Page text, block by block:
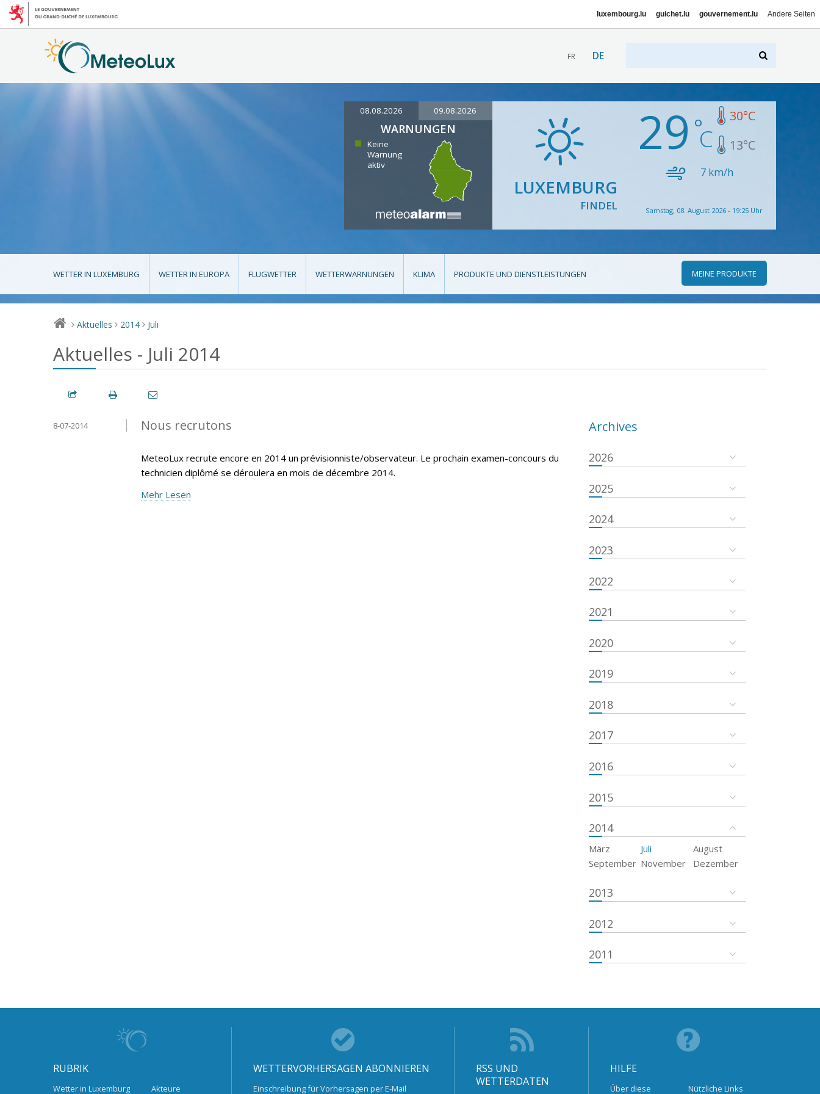
luxembourg.lu guichet.lu gouvernement.lu Andere Seiten
FR DE
08.08.2026 09.08.2026
WARNUNGEN
Keine
Warnung
aktiv
LUXEMBURG
FINDEL
29 30°C
13°C
7 km/h
Samstag, 08. August 2026 - 19:25 Uhr
WETTER IN LUXEMBURG WETTER IN EUROPA FLUGWETTER WETTERWARNUNGEN KLIMA PRODUKTE UND DIENSTLEISTUNGEN MEINE PRODUKTE
> Aktuelles > 2014 > Juli
Aktuelles - Juli 2014
Nous recrutons
8-07-2014
MeteoLux recrute encore en 2014 un prévisionniste/observateur. Le prochain examen-concours du
technicien diplômé se déroulera en mois de décembre 2014.
Mehr Lesen
Archives
2026
2025
2024
2023
2022
2021
2020
2019
2018
2017
2016
2015
2014
März Juli
August
September November Dezember
2013
2012
2011
RUBRIK
Wetter in Luxemburg Akteure
WETTERVORHERSAGEN ABONNIEREN
Einschreibung für Vorhersagen per E-Mail
RSS UND
WETTERDATEN
HILFE
Über diese Nützliche Links